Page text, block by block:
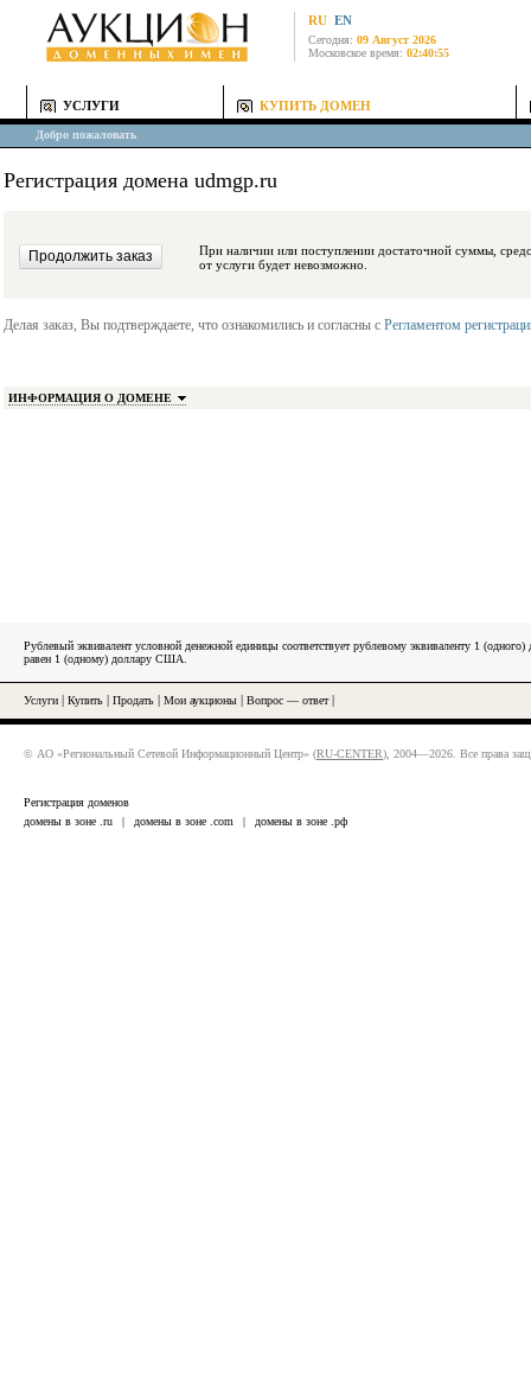
RU EN
Сегодня: 09 Август 2026
Московское время: 02:40:55
УСЛУГИ КУПИТЬ ДОМЕН
Добро пожаловать
Регистрация домена udmgp.ru
При наличии или поступлении достаточной суммы, средства будут
от услуги будет невозможно.
Делая заказ, Вы подтверждаете, что ознакомились и согласны с Регламентом
ИНФОРМАЦИЯ О ДОМЕНЕ
Рублевый эквивалент условной денежной единицы соответствует рублевому эквиваленту 1
равен 1 (одному) доллару США.
Услуги Купить Продать Мои аукционы Вопрос — ответ|
© АО «Региональный Сетевой Информационный Центр» (RU-CENTER), 2004—2026. Все права
Регистрация доменов
домены в зоне .ru
| домены в зоне .com | домены в зоне .рф